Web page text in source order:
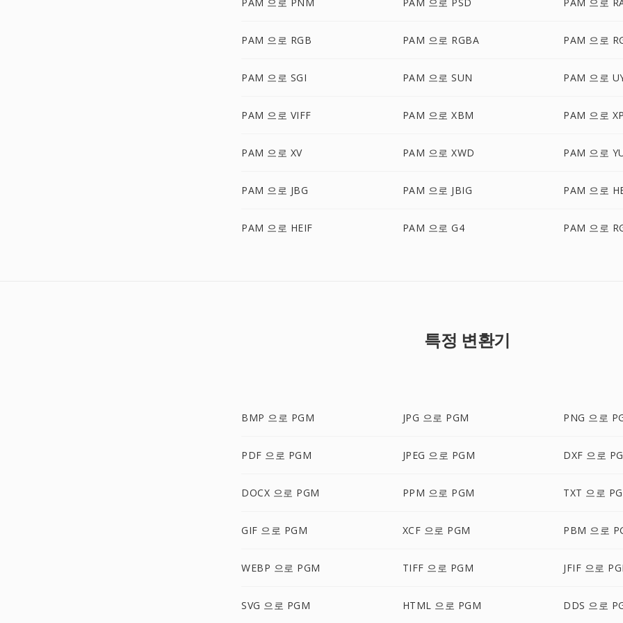
PAM 으로 RGB PAM 으로 RGBA PAM 으로
PAM 으로 SGI PAM 으로 SUN PAM 으로
PAM 으로 VIFF PAM 으로 XBM PAM 으로
PAM 으로 XV PAM 으로 XWD PAM 으로
PAM 으로 JBG PAM 으로 JBIG PAM 으로
PAM 으로 HEIF PAM 으로 G4 PAM 으로
특정 변환기
BMP 으로 PGM JPG 으로 PGM PNG 으로
PDF 으로 PGM JPEG 으로 PGM DXF 으로
DOCX 으로 PGM PPM 으로 PGM TXT 으로
GIF 으로 PGM XCF 으로 PGM PBM 으로
WEBP 으로 PGM TIFF 으로 PGM JFIF 으로
SVG 으로 PGM HTML 으로 PGM DDS 으로